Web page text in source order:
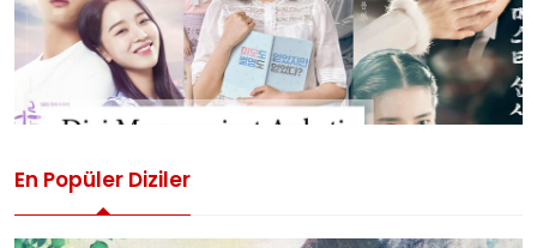
En Popüler Diziler